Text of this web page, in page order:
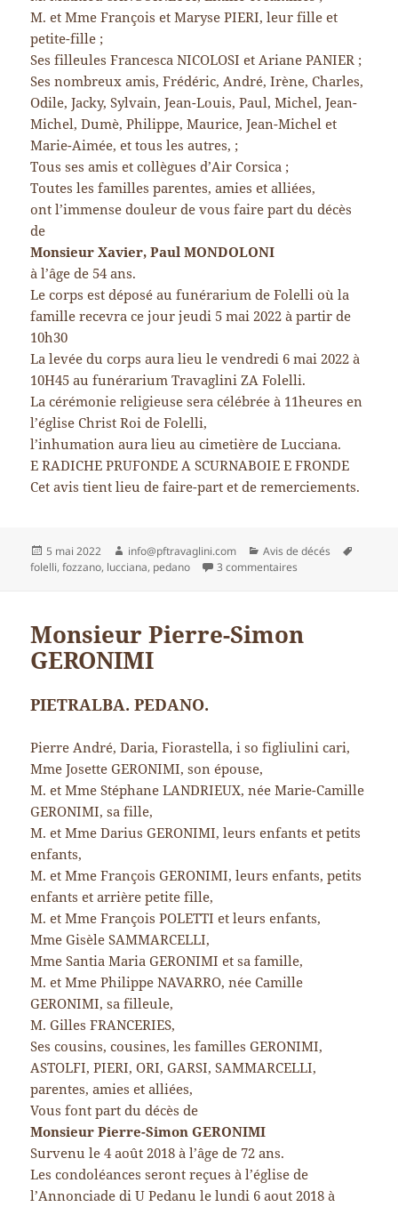
M. et Mme François et Maryse PIERI, leur fille et
petite-fille ;
Ses filleules Francesca NICOLOSI et Ariane PANIER ;
Ses nombreux amis, Frédéric, André, Irène, Charles,
Odile, Jacky, Sylvain, Jean-Louis, Paul, Michel, Jean-
Michel, Dumè, Philippe, Maurice, Jean-Michel et
Marie-Aimée, et tous les autres, ;
Tous ses amis et collègues d’Air Corsica ;
Toutes les familles parentes, amies et alliées,
ont l’immense douleur de vous faire part du décès
de
Monsieur Xavier, Paul MONDOLONI
à l’âge de 54 ans.
Le corps est déposé au funérarium de Folelli où la
famille recevra ce jour jeudi 5 mai 2022 à partir de
10h30
La levée du corps aura lieu le vendredi 6 mai 2022 à
10H45 au funérarium Travaglini ZA Folelli.
La cérémonie religieuse sera célébrée à 11heures en
l’église Christ Roi de Folelli,
l’inhumation aura lieu au cimetière de Lucciana.
E RADICHE PRUFONDE A SCURNABOIE E FRONDE
Cet avis tient lieu de faire-part et de remerciements.
Publié
le
5 mai 2022 Auteur
info@pftravaglini.com Catégories
Avis de décés
folelli,fozzano, lucciana, pedano 3 commentaires
Monsieur Pierre-Simon
GERONIMI
PIETRALBA. PEDANO.
Pierre André, Daria, Fiorastella, i so figliulini cari,
Mme Josette GERONIMI, son épouse,
M. et Mme Stéphane LANDRIEUX, née Marie-Camille
GERONIMI, sa fille,
M. et Mme Darius GERONIMI, leurs enfants et petits
enfants,
M. et Mme François GERONIMI, leurs enfants, petits
enfants et arrière petite fille,
M. et Mme François POLETTI et leurs enfants,
Mme Gisèle SAMMARCELLI,
Mme Santia Maria GERONIMI et sa famille,
M. et Mme Philippe NAVARRO, née Camille
GERONIMI, sa filleule,
M. Gilles FRANCERIES,
Ses cousins, cousines, les familles GERONIMI,
ASTOLFI, PIERI, ORI, GARSI, SAMMARCELLI,
parentes, amies et alliées,
Vous font part du décès de
Monsieur Pierre-Simon GERONIMI
Survenu le 4 août 2018 à l’âge de 72 ans.
Les condoléances seront reçues à l’église de
l’Annonciade di U Pedanu le lundi 6 aout 2018 à